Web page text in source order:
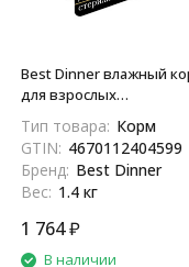
Best Dinner влажный
для взрослых
кастрированных котов, с
ягненком, паштет - 100 г
шт
Тип товара: Корм
GTIN: 4670112404599
Бренд: Best Dinner
Вес: 1.4 кг
1 764₽
В наличии